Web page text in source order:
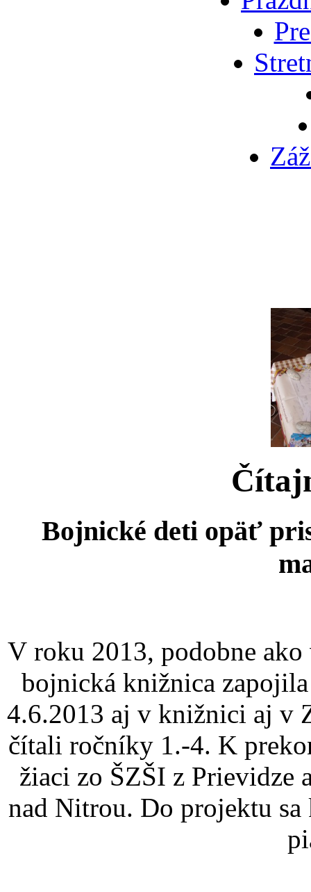
Bojnické deti opäť
V roku 2013, podobne
bojnická knižnica
4.6.2013 aj v knižnici aj v
čítali ročníky 1.-4. K
žiaci zo ŠZŠI z Prievidze
nad Nitrou. Do projektu